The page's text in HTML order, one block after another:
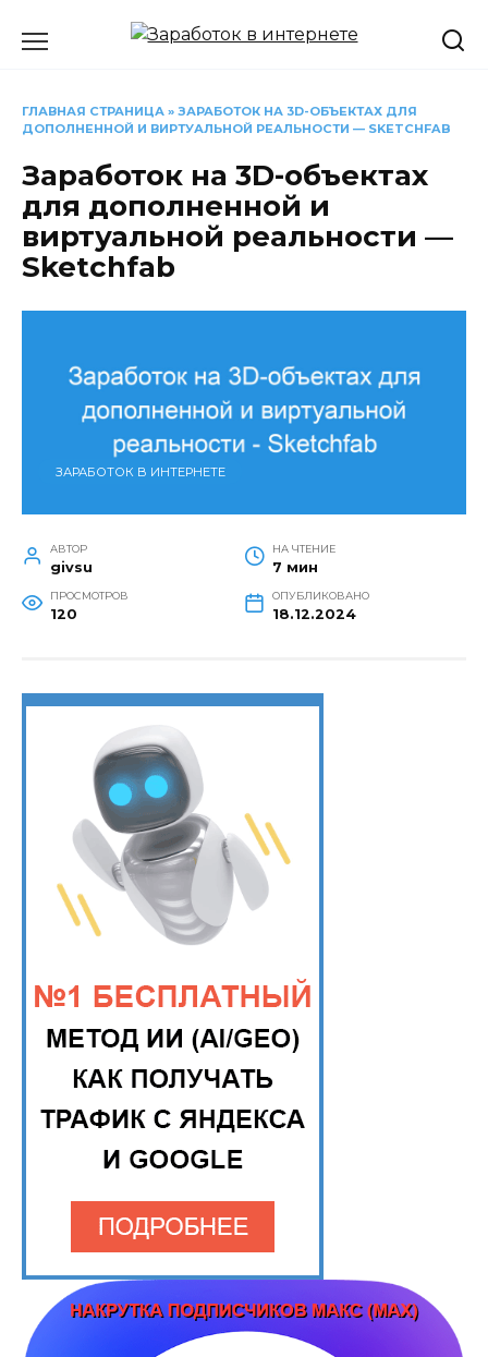
ГЛАВНАЯ СТРАНИЦА » ЗАРАБОТОК НА 3D-ОБЪЕКТАХ ДЛЯ
ДОПОЛНЕННОЙ И ВИРТУАЛЬНОЙ РЕАЛЬНОСТИ — SKETCHFAB
Заработок на 3D-объектах
для дополненной и
виртуальной реальности —
Sketchfab
ЗАРАБОТОК В ИНТЕРНЕТЕ
АВТОР
givsu
НА ЧТЕНИЕ
7 мин
ПРОСМОТРОВ
120
ОПУБЛИКОВАНО
18.12.2024